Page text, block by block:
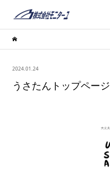
2024.01.24
うさたんトップページ